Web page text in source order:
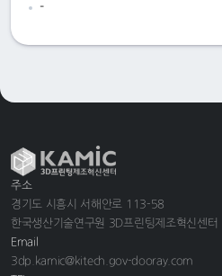
-
주소
경기도 시흥시 서해안로 113-58
한국생산기술연구원 3D프린팅제조혁신센터
Email
3dp.kamic@kitech.gov-dooray.com